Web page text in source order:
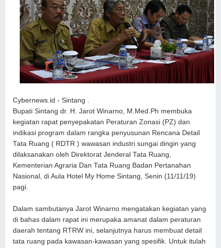
Cybernews.id - Sintang .
Bupati Sintang dr. H. Jarot Winarno, M.Med.Ph membuka
kegiatan rapat penyepakatan Peraturan Zonasi (PZ) dan
indikasi program dalam rangka penyusunan Rencana Detail
Tata Ruang ( RDTR ) wawasan industri sungai dingin yang
dilaksanakan oleh Direktorat Jenderal Tata Ruang,
Kementerian Agraria Dan Tata Ruang Badan Pertanahan
Nasional, di Aula Hotel My Home Sintang, Senin (11/11/19)
pagi.
Dalam sambutanya Jarot Winarno mengatakan kegiatan yang
di bahas dalam rapat ini merupaka amanat dalam peraturan
daerah tentang RTRW ini, selanjutnya harus membuat detail
tata ruang pada kawasan-kawasan yang spesifik. Untuk itulah